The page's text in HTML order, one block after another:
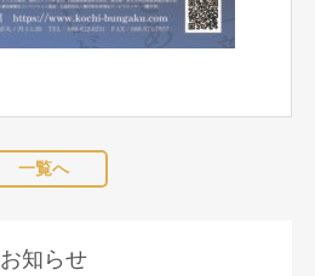
一覧へ
お知らせ